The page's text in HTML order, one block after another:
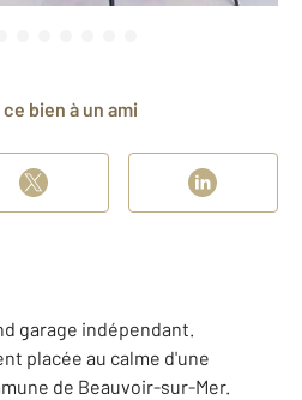
ce bien à un ami
garage indépendant.
placée au calme d'une
de Beauvoir-sur-Mer.